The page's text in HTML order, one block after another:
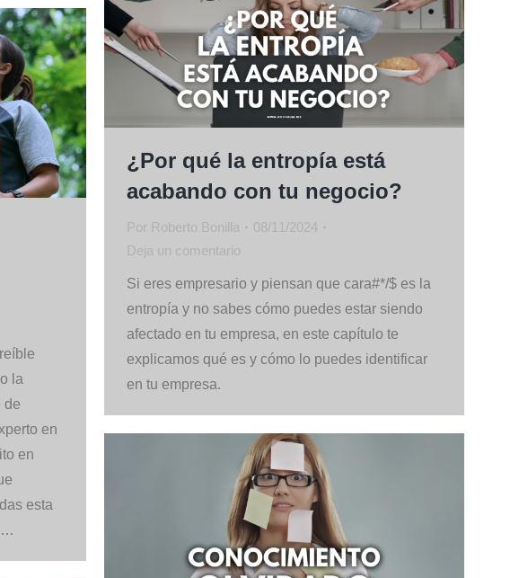
¿Por qué la entropía está
acabando con tu negocio?
Por Roberto Bonilla
08/11/2024
Deja un comentario
Si eres empresario y piensan que cara#*/$ es la
entropía y no sabes cómo puedes estar siendo
afectado en tu empresa, en este capítulo te
explicamos qué es y cómo lo puedes identificar
en tu empresa.
la
de
en
en
esta